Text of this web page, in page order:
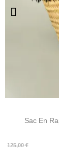
Sac En
125,00 €
Prix
Prix